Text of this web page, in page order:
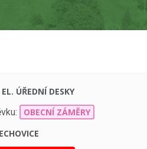
EL. ÚŘEDNÍ DESKY
OBECNÍ ZÁMĚRY